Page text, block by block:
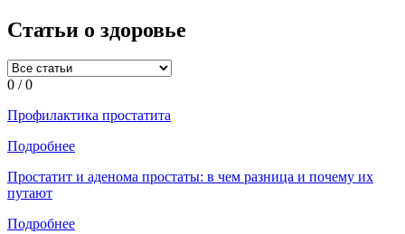
Статьи о здоровье
0 /0
Профилактика простатита
Подробнее
Простатит и аденома простаты: в чем разница и почему их
путают
Подробнее